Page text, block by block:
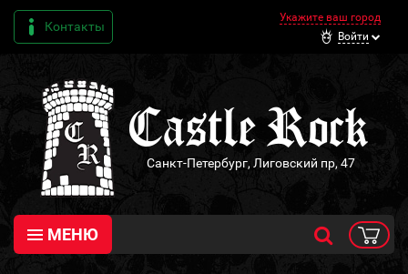
Контакты
Укажите ваш город
Войти
Санкт-Петербург, Лиговский пр, 47
МЕНЮ